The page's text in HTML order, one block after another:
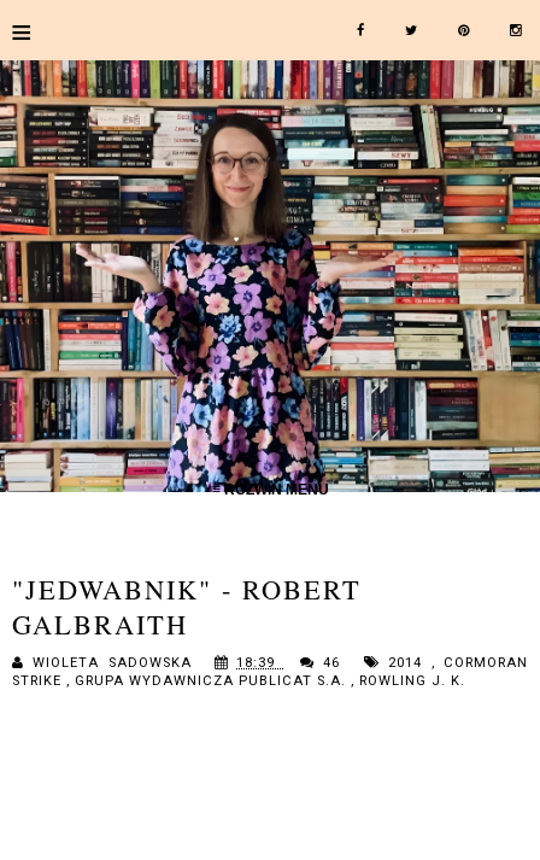
≡
≡ ROZWIŃ MENU
"JEDWABNIK" - ROBERT
GALBRAITH
WIOLETA SADOWSKA 18:39 46 2014 , CORMORAN
STRIKE , GRUPA WYDAWNICZA PUBLICAT S.A. , ROWLING J. K.